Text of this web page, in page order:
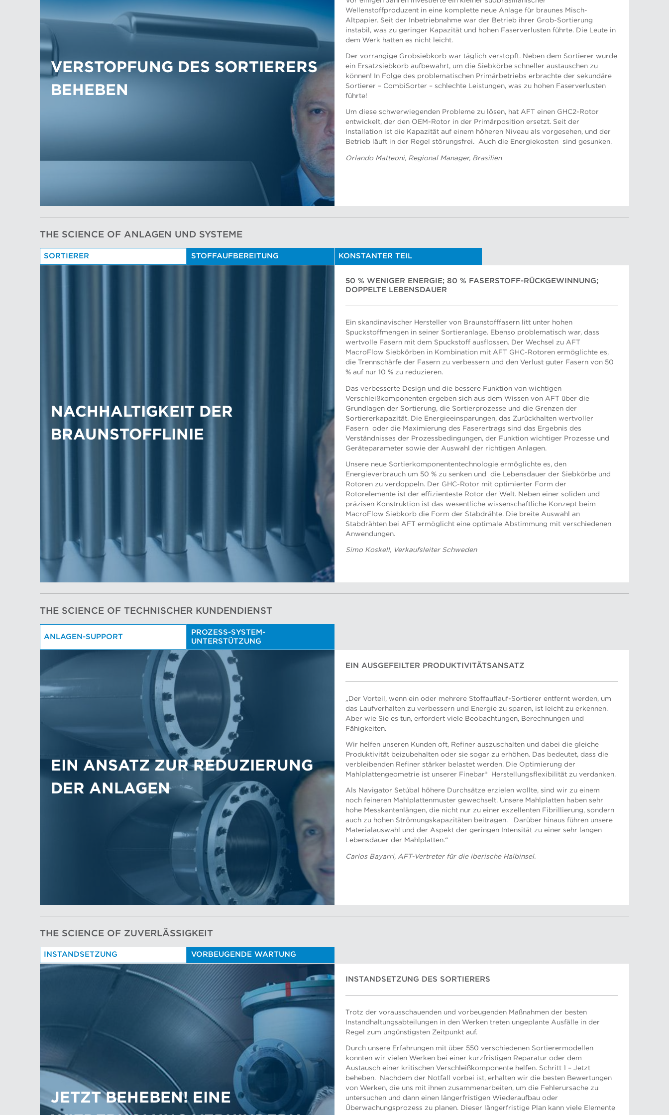
VERSTOPFUNG DES SORTIERERS
BEHEBEN
Wellenstoffproduzent in eine komplette neue Anlage für braunes Misch-
Altpapier. Seit der Inbetriebnahme war der Betrieb ihrer Grob-Sortierung
instabil, was zu geringer Kapazität und hohen Faserverlusten führte. Die Leute in
dem Werk hatten es nicht leicht.
Der vorrangige Grobsiebkorb war täglich verstopft. Neben dem Sortierer wurde
ein Ersatzsiebkorb aufbewahrt, um die Siebkörbe schneller austauschen zu
können! In Folge des problematischen Primärbetriebs erbrachte der sekundäre
Sortierer – CombiSorter – schlechte Leistungen, was zu hohen Faserverlusten
führte!
Um diese schwerwiegenden Probleme zu lösen, hat AFT einen GHC2-Rotor
entwickelt, der den OEM-Rotor in der Primärposition ersetzt. Seit der
Installation ist die Kapazität auf einem höheren Niveau als vorgesehen, und der
Betrieb läuft in der Regel störungsfrei. Auch die Energiekosten sind gesunken.
Orlando Matteoni, Regional Manager, Brasilien
Nicolau Portela, Anwendungstechniker
Dan Mueller, Anwendungsunterstützungsmanager
THE SCIENCE OF ANLAGEN UND SYSTEME
SORTIERER STOFFAUFBEREITUNG KONSTANTER TEIL
NACHHALTIGKEIT DER
BRAUNSTOFFLINIE
50 % WENIGER ENERGIE; 80 % FASERSTOFF-RÜCKGEWINNUNG;
DOPPELTE LEBENSDAUER
Ein skandinavischer Hersteller von Braunstofffasern litt unter hohen
Spuckstoffmengen in seiner Sortieranlage. Ebenso problematisch war, dass
wertvolle Fasern mit dem Spuckstoff ausflossen. Der Wechsel zu AFT
MacroFlow Siebkörben in Kombination mit AFT GHC-Rotoren ermöglichte es,
die Trennschärfe der Fasern zu verbessern und den Verlust guter Fasern von 50
% auf nur 10 % zu reduzieren.
Das verbesserte Design und die bessere Funktion von wichtigen
Verschleißkomponenten ergeben sich aus dem Wissen von AFT über die
Grundlagen der Sortierung, die Sortierprozesse und die Grenzen der
Sortiererkapazität. Die Energieeinsparungen, das Zurückhalten wertvoller
Fasern oder die Maximierung des Faserertrags sind das Ergebnis des
Verständnisses der Prozessbedingungen, der Funktion wichtiger Prozesse und
Geräteparameter sowie der Auswahl der richtigen Anlagen.
Unsere neue Sortierkomponententechnologie ermöglichte es, den
Energieverbrauch um 50 % zu senken und die Lebensdauer der Siebkörbe und
Rotoren zu verdoppeln. Der GHC-Rotor mit optimierter Form der
Rotorelemente ist der effizienteste Rotor der Welt. Neben einer soliden und
präzisen Konstruktion ist das wesentliche wissenschaftliche Konzept beim
MacroFlow Siebkorb die Form der Stabdrähte. Die breite Auswahl an
Stabdrähten bei AFT ermöglicht eine optimale Abstimmung mit verschiedenen
Anwendungen.
Simo Koskell, Verkaufsleiter Schweden
Herman Handoko, AFT General Manager, Vertrieb Südostasien
Risto Nykanen, Projektmanager
THE SCIENCE OF TECHNISCHER KUNDENDIENST
ANLAGEN-SUPPORT
PROZESS-SYSTEM-
UNTERSTÜTZUNG
EIN ANSATZ ZUR REDUZIERUNG
DER ANLAGEN
EIN AUSGEFEILTER PRODUKTIVITÄTSANSATZ
„Der Vorteil, wenn ein oder mehrere Stoffauflauf-Sortierer entfernt werden, um
das Laufverhalten zu verbessern und Energie zu sparen, ist leicht zu erkennen.
Aber wie Sie es tun, erfordert viele Beobachtungen, Berechnungen und
Fähigkeiten.
Wir helfen unseren Kunden oft, Refiner auszuschalten und dabei die gleiche
Produktivität beizubehalten oder sie sogar zu erhöhen. Das bedeutet, dass die
verbleibenden Refiner stärker belastet werden. Die Optimierung der
Mahlplattengeometrie ist unserer Finebar® Herstellungsflexibilität zu verdanken.
Als Navigator Setúbal höhere Durchsätze erzielen wollte, sind wir zu einem
noch feineren Mahlplattenmuster gewechselt. Unsere Mahlplatten haben sehr
hohe Messkantenlängen, die nicht nur zu einer exzellenten Fibrillierung, sondern
auch zu hohen Strömungskapazitäten beitragen. Darüber hinaus führen unsere
Materialauswahl und der Aspekt der geringen Intensität zu einer sehr langen
Lebensdauer der Mahlplatten.“
Carlos Bayarri, AFT-Vertreter für die iberische Halbinsel.
Bulent Sendag, AFT-Vertreter, Türkei
THE SCIENCE OF ZUVERLÄSSIGKEIT
INSTANDSETZUNG VORBEUGENDE WARTUNG
JETZT BEHEBEN! EINE
INSTANDSETZUNG DES SORTIERERS
Trotz der vorausschauenden und vorbeugenden Maßnahmen der besten
Instandhaltungsabteilungen in den Werken treten ungeplante Ausfälle in der
Regel zum ungünstigsten Zeitpunkt auf.
Durch unsere Erfahrungen mit über 550 verschiedenen Sortierermodellen
konnten wir vielen Werken bei einer kurzfristigen Reparatur oder dem
Austausch einer kritischen Verschleißkomponente helfen. Schritt 1 – Jetzt
beheben.
Nachdem der Notfall vorbei ist, erhalten wir die besten Bewertungen
von Werken, die uns mit ihnen zusammenarbeiten, um die Fehlerursache zu
untersuchen und dann einen längerfristigen Wiederaufbau oder
Überwachungsprozess zu planen. Dieser längerfristige Plan kann viele Elemente